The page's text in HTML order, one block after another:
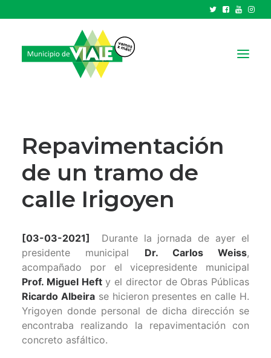
HCD
TRÁMITES Y SERVICIOS
CIUDAD
RECAUDACIONES
Repavimentación
de un tramo de
calle Irigoyen
[03-03-2021]
Durante la jornada de ayer el
presidente municipal Dr. Carlos Weiss,
acompañado por el vicepresidente municipal
Prof. Miguel Hefty el director de Obras Públicas
Ricardo Albeirase hicieron presentes en calle H.
Yrigoyen donde personal de dicha dirección se
encontraba realizando la repavimentación con
concreto asfáltico.